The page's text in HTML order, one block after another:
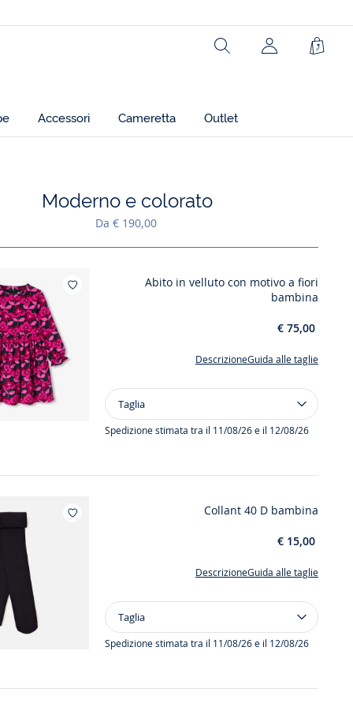
Rechercher
Accessori Cameretta Outlet
Aggiungi ai miei preferiti : Moderno e colorato
Moderno e colorato
Da € 190,00
Aggiungi ai miei preferiti : Abito in
Abito in velluto con motivo a fiori
bambina
€ 75,00
Descrizione Guida alle taglie
Taglia
Abito
in
Taglia
Spedizione stimata tra il 11/08/26 e il 12/08/26
Aggiungi ai miei preferiti : Collant 40 D bambina
Collant 40 D bambina
€ 15,00
Descrizione Guida alle taglie
Taglia
Collant
40
Taglia
Spedizione stimata tra il 11/08/26 e il 12/08/26